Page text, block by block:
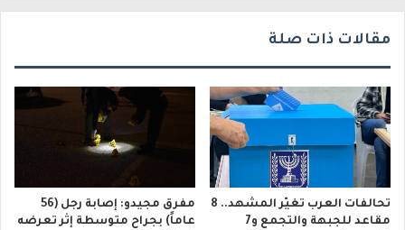
مقالات ذات صلة
تحالفات العرب تغيّر المشهد.. 8
مقاعد للجبهة والتجمع و7
مفرق مجيدو: إصابة رجل (56
عاماً) بجراح متوسطة إثر تعرضه